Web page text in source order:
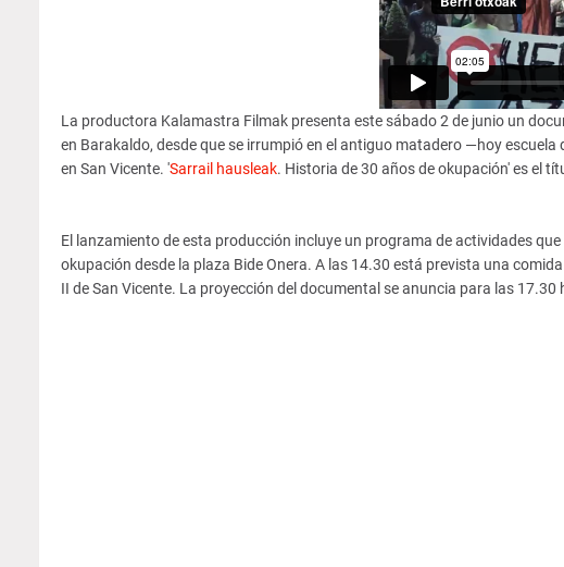
La productora Kalamastra Filmak presenta este sábado 2 de junio un
en Barakaldo, desde que se irrumpió en el antiguo matadero —hoy
en San Vicente. 'Sarrail hausleak. Historia de 30 años de okupación' es el
El lanzamiento de esta producción incluye un programa de actividades
okupación desde la plaza Bide Onera. A las 14.30 está prevista una
II de San Vicente. La proyección del documental se anuncia para las